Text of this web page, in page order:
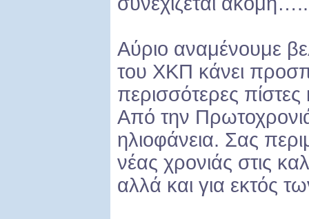
Αύριο αναμένουμε
του ΧΚΠ κάνει
περισσότερες
Από την
ηλιοφάνεια. Σας
νέας χρονιάς στις
αλλά και για εκτός